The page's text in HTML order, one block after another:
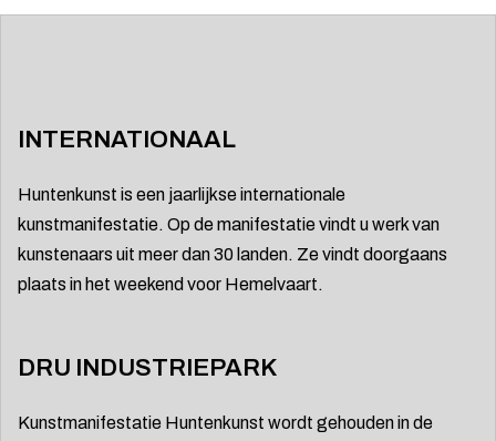
INTERNATIONAAL
Huntenkunst is een jaarlijkse internationale
kunstmanifestatie. Op de manifestatie vindt u werk van
kunstenaars uit meer dan 30 landen. Ze vindt doorgaans
plaats in het weekend voor Hemelvaart.
DRU INDUSTRIEPARK
Kunstmanifestatie Huntenkunst wordt gehouden in de